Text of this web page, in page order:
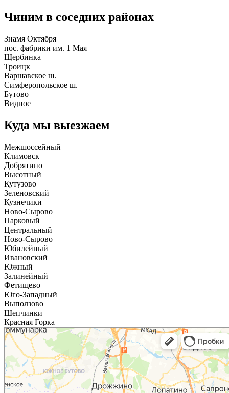
Чиним в соседних районах
Знамя Октября
пос. фабрики им. 1 Мая
Щербинка
Троицк
Варшавское ш.
Симферопольское ш.
Бутово
Видное
Куда мы выезжаем
Межшоссейный
Климовск
Добрятино
Высотный
Кутузово
Зеленовский
Кузнечики
Ново-Сырово
Парковый
Центральный
Ново-Сырово
Юбилейный
Ивановский
Южный
Залинейный
Фетищево
Юго-Западный
Выползово
Шепчинки
Красная Горка